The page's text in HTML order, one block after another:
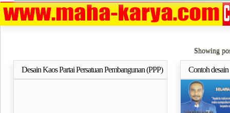
Showing
Desain Kaos Partai Persatuan Pembangunan (PPP)
P3 dan Harga Atribut Partai
Selengkapnya..
Contoh
partai PAN